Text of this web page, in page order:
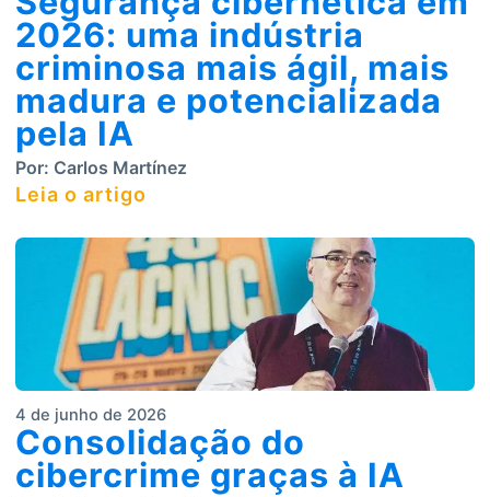
2026: uma indústria
criminosa mais ágil, mais
madura e potencializada
pela IA
Por: Carlos Martínez
Leia o artigo
4 de junho de 2026
Consolidação do
cibercrime graças à IA